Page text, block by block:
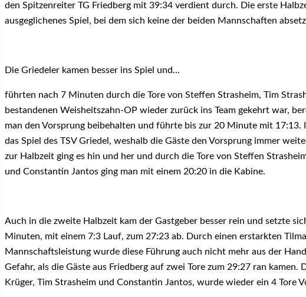
den Spitzenreiter TG Friedberg mit 39:34 verdient durch. Die erste
ausgeglichenes Spiel, bei dem sich keine der beiden Mannschaften
Die Griedeler kamen besser ins Spiel und…
führten nach 7 Minuten durch die Tore von Steffen Strasheim, Tim
bestandenen Weisheitszahn-OP wieder zurück ins Team gekehrt war,
man den Vorsprung beibehalten und führte bis zur 20 Minute mit
das Spiel des TSV Griedel, weshalb die Gäste den Vorsprung immer
zur Halbzeit ging es hin und her und durch die Tore von Steffen
und Constantin Jantos ging man mit einem 20:20 in die Kabine.
Auch in die zweite Halbzeit kam der Gastgeber besser rein und setzte
Minuten, mit einem 7:3 Lauf, zum 27:23 ab. Durch einen erstarkten
Mannschaftsleistung wurde diese Führung auch nicht mehr aus der
Gefahr, als die Gäste aus Friedberg auf zwei Tore zum 29:27 ran kamen.
Krüger, Tim Strasheim und Constantin Jantos, wurde wieder ein 4 Tore